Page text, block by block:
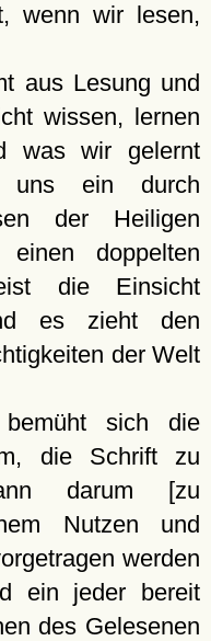
wenn wir lesen,
aus Lesung und
wissen, lernen
was wir gelernt
uns ein durch
der Heiligen
doppelten
die Einsicht
es zieht den
der Welt
sich die
die Schrift zu
darum [zu
Nutzen und
werden
ein jeder bereit
des Gelesenen